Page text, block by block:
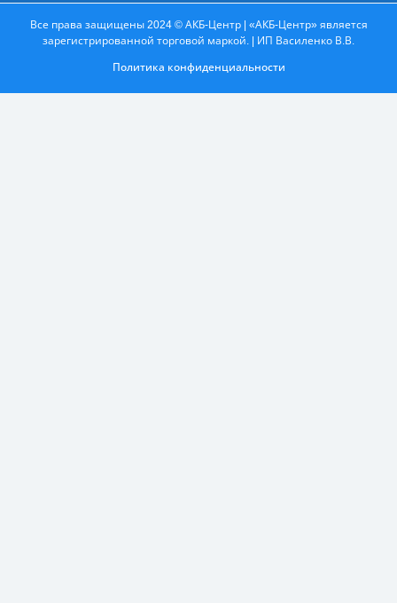
Все права защищены 2024 © АКБ-Центр | «АКБ-Центр» является
зарегистрированной торговой маркой. | ИП Василенко В.В.
Политика конфиденциальности